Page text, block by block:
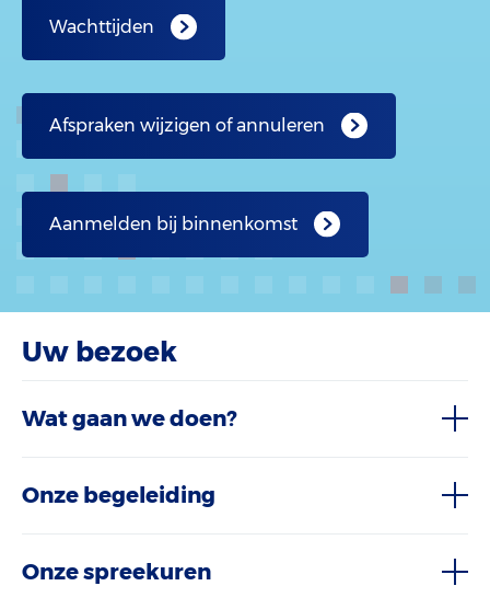
Wachttijden
Afspraken wijzigen of annuleren
Aanmelden bij binnenkomst
Uw bezoek
Wat gaan we doen?
Onze begeleiding
Onze spreekuren